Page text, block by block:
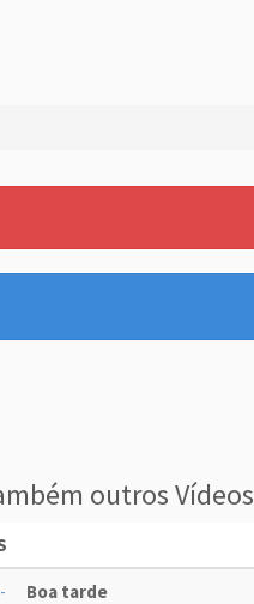
outros Vídeos
Boa tarde